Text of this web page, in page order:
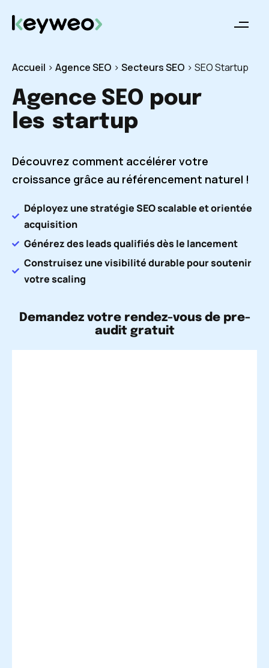
Accueil > Agence SEO > Secteurs SEO > SEO Startup
Agence SEO pour
les startup
Découvrez comment accélérer votre
croissance grâce au référencement naturel !
Déployez une stratégie SEO scalable et orientée
acquisition
Générez des leads qualifiés dès le lancement
Construisez une visibilité durable pour soutenir
votre scaling
Demandez votre rendez-vous de pre-
audit gratuit